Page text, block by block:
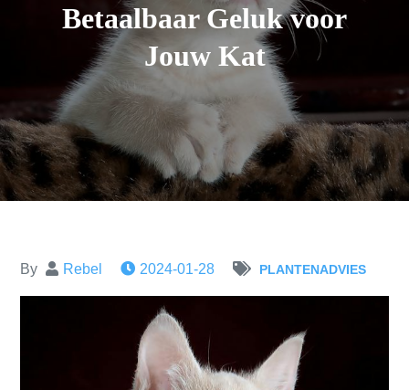
Betaalbaar Geluk voor
Jouw Kat
By Rebel 2024-01-28 PLANTENADVIES